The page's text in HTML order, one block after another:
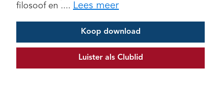
filosoof en .... Lees meer
Koop download
Luister als Clublid